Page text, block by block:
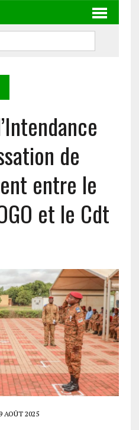
de
entre le
et le Cdt
AOÛT 2025